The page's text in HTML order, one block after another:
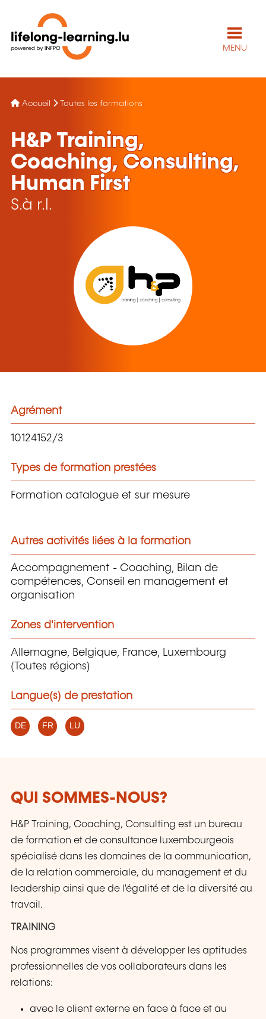
MENU
Accueil Toutes les formations
H&P Training,
Coaching, Consulting,
Human First
S.à r.l.
Agrément
10124152/3
Types de formation prestées
Formation catalogue et sur mesure
Autres activités liées à la formation
Accompagnement - Coaching, Bilan de
compétences, Conseil en management et
organisation
Zones d'intervention
Allemagne, Belgique, France, Luxembourg
(Toutes régions)
Langue(s) de prestation
DE FR LU
QUI SOMMES-NOUS?
H&P Training, Coaching, Consulting est un bureau
de formation et de consultance luxembourgeois
spécialisé dans les domaines de la communication,
de la relation commerciale, du management et du
leadership ainsi que de l'égalité et de la diversité au
travail.
TRAINING
Nos programmes visent à développer les aptitudes
professionnelles de vos collaborateurs dans les
relations:
avec le client externe en face à face et au